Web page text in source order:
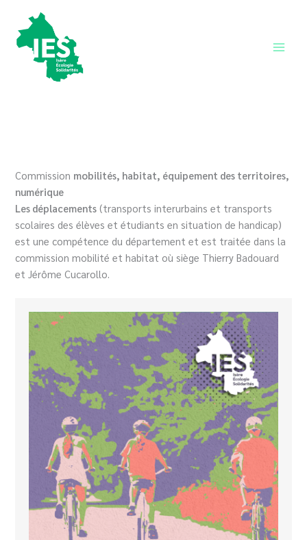
contenu
Commission mobilités, habitat, équipement des territoires,
numérique
Les déplacements (transports interurbains et transports
scolaires des élèves et étudiants en situation de handicap)
est une compétence du département et est traitée dans la
commission mobilité et habitat où siège Thierry Badouard
et Jérôme Cucarollo.